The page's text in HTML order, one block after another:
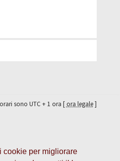
cookie per migliorare
sono UTC + 1 ora [ora legale]